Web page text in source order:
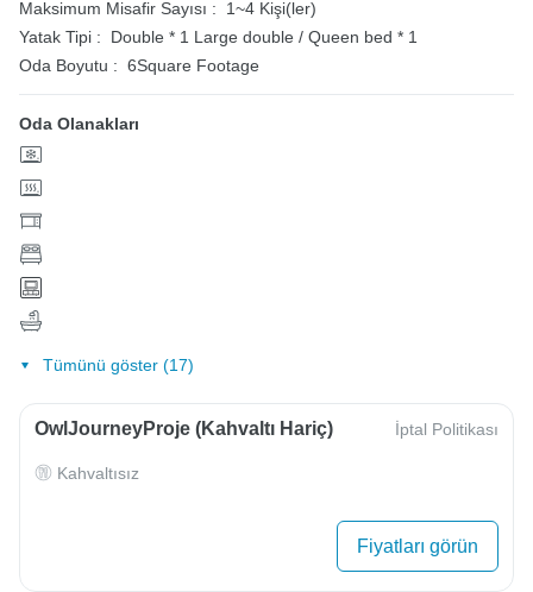
Maksimum Misafir Sayısı :
1~4 Kişi(ler)
Yatak Tipi :
Double * 1 Large double / Queen bed * 1
Oda Boyutu : 6Square Footage
Oda Olanakları
Tümünü göster (17)
OwlJourneyProje (Kahvaltı Hariç) İptal Politikası
Kahvaltısız
Fiyatları görün